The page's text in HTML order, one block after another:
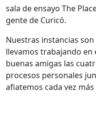
sala de ensayo The
gente de Curicó.
Nuestras instancias
llevamos trabajando
buenas amigas las
procesos personales
afiatemos cada vez